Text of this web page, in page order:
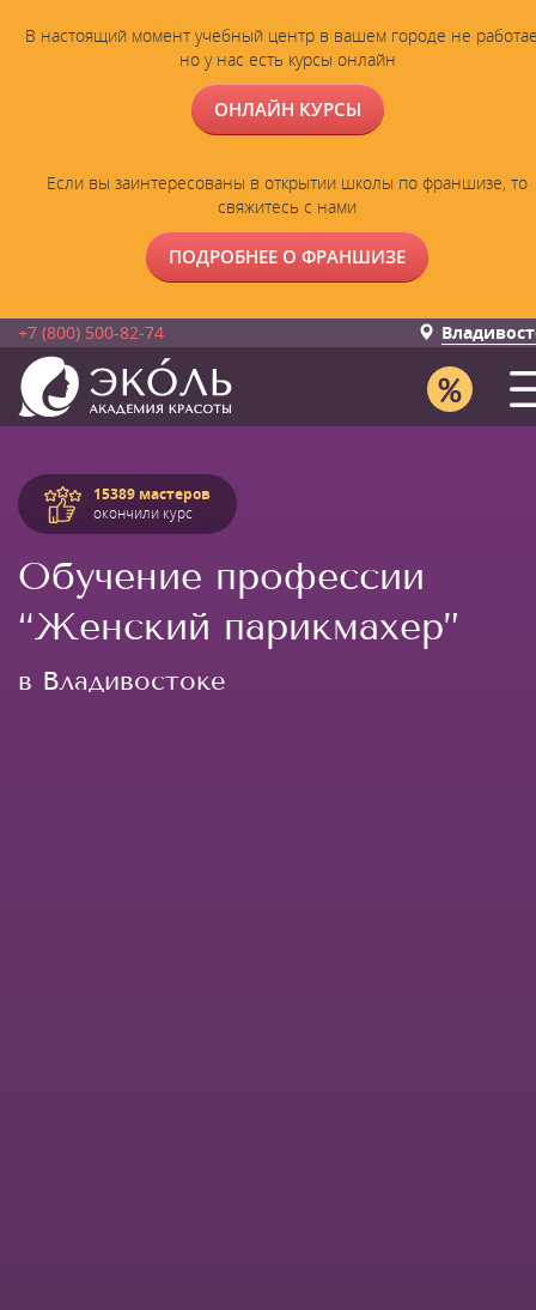
В настоящий момент учебный центр в вашем городе не
но у нас есть курсы онлайн
ОНЛАЙН КУРСЫ
Если вы заинтересованы в открытии школы по франшизе, то
свяжитесь с нами
ПОДРОБНЕЕ О ФРАНШИЗЕ
+7 (800) 500-82-74
15389 мастеров
окончили курс
Обучение профессии
“Женский парикмахер”
в Владивостоке